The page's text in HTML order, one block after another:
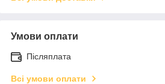
Умови оплати
Післяплата
Всі умови оплати